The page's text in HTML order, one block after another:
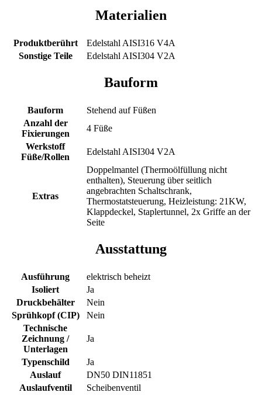
Materialien
Produktberührt
Edelstahl AISI316 V4A
Sonstige Teile
Edelstahl AISI304 V2A
Bauform
Bauform
Stehend auf Füßen
Anzahl der
Fixierungen
4 Füße
Werkstoff
Füße/Rollen
Edelstahl AISI304 V2A
Extras
Doppelmantel (Thermoölfüllung nicht
enthalten), Steuerung über seitlich
angebrachten Schaltschrank,
Thermostatsteuerung, Heizleistung: 21KW,
Klappdeckel, Staplertunnel, 2x Griffe an der
Seite
Ausstattung
Ausführung
elektrisch beheizt
Isoliert
Ja
Druckbehälter
Nein
Sprühkopf (CIP)
Nein
Technische
Zeichnung /
Unterlagen
Ja
Typenschild
Ja
Auslauf
DN50 DIN11851
Auslaufventil
Scheibenventil